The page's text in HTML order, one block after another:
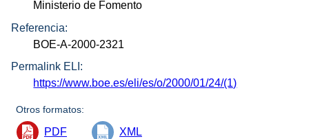
Ministerio de Fomento
Referencia:
BOE-A-2000-2321
Permalink ELI:
https://www.boe.es/eli/es/o/2000/01/24/(1)
Otros formatos:
PDF XML